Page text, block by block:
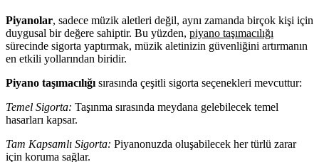
Piyanolar, sadece müzik aletleri değil, aynı zamanda birçok kişi için
duygusal bir değere sahiptir. Bu yüzden, piyano taşımacılığı
sürecinde sigorta yaptırmak, müzik aletinizin güvenliğini artırmanın
en etkili yollarından biridir.
Piyano taşımacılığı sırasında çeşitli sigorta seçenekleri mevcuttur:
Temel Sigorta: Taşınma sırasında meydana gelebilecek temel
hasarları kapsar.
Tam Kapsamlı Sigorta: Piyanonuzda oluşabilecek her türlü zarar
için koruma sağlar.